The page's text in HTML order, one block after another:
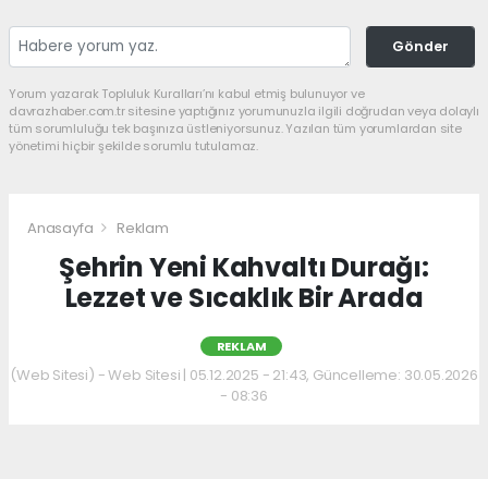
Gönder
Yorum yazarak Topluluk Kuralları’nı kabul etmiş bulunuyor ve
davrazhaber.com.tr sitesine yaptığınız yorumunuzla ilgili doğrudan veya dolaylı
tüm sorumluluğu tek başınıza üstleniyorsunuz. Yazılan tüm yorumlardan site
yönetimi hiçbir şekilde sorumlu tutulamaz.
Anasayfa Reklam
Şehrin Yeni Kahvaltı Durağı:
Lezzet ve Sıcaklık Bir Arada
REKLAM
(Web Sitesi) - Web Sitesi | 05.12.2025 - 21:43, Güncelleme: 30.05.2026
- 08:36